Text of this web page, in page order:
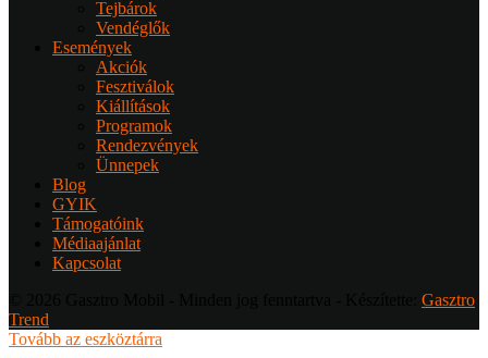
Tejbárok
Vendéglők
Események
Akciók
Fesztiválok
Kiállítások
Programok
Rendezvények
Ünnepek
Blog
GYIK
Támogatóink
Médiaajánlat
Kapcsolat
Gasztro
Trend
Tovább az eszköztárra